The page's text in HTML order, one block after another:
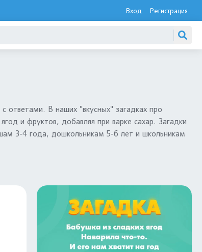
Вход Регистрация
ответами. В наших "вкусных" загадках про
и фруктов, добавляя при варке сахар. Загадки
3-4 года, дошкольникам 5-6 лет и школьникам